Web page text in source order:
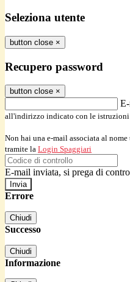
Seleziona utente
button close ×
Recupero password
button close ×
all'indirizzo indicato con le istruzioni
Non hai una e-mail associata al
tramite la Login Spaggiari
E-mail inviata, si prega di
Errore
Chiudi
Successo
Chiudi
Informazione